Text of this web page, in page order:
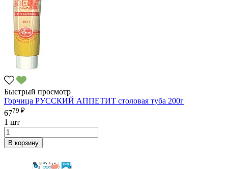
Быстрый просмотр
Горчица РУССКИЙ АППЕТИТ столовая туба 200г
6779 ₽
1 шт
В корзину